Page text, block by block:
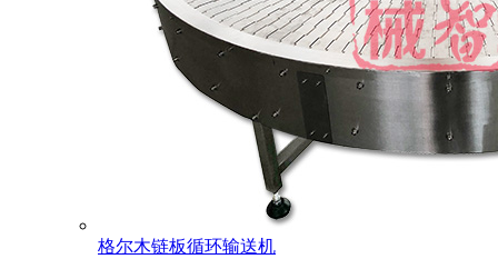
格尔木链板循环输送机